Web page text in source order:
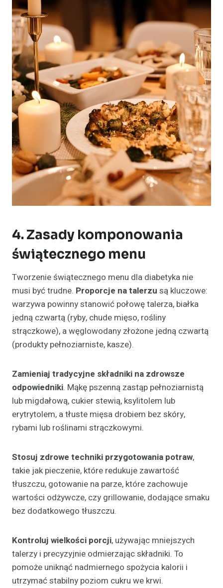
4. Zasady komponowania
świątecznego menu
Tworzenie świątecznego menu dla diabetyka nie
musi być trudne. Proporcje na talerzu są kluczowe:
warzywa powinny stanowić połowę talerza, białka
jedną czwartą (ryby, chude mięso, rośliny
strączkowe), a węglowodany złożone jedną czwartą
(produkty pełnoziarniste, kasze).
Zamieniaj tradycyjne składniki na zdrowsze
odpowiedniki. Mąkę pszenną zastąp pełnoziarnistą
lub migdałową, cukier stewią, ksylitolem lub
erytrytolem, a tłuste mięsa drobiem bez skóry,
rybami lub roślinami strączkowymi.
Stosuj zdrowe techniki przygotowania potraw,
takie jak pieczenie, które redukuje zawartość
tłuszczu, gotowanie na parze, które zachowuje
wartości odżywcze, czy grillowanie, dodające smaku
bez dodatkowego tłuszczu.
Kontroluj wielkości porcji, używając mniejszych
talerzy i precyzyjnie odmierzając składniki. To
pomoże uniknąć nadmiernego spożycia kalorii i
utrzymać stabilny poziom cukru we krwi.